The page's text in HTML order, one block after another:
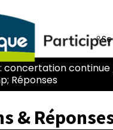
concertation continue
Réponses
&